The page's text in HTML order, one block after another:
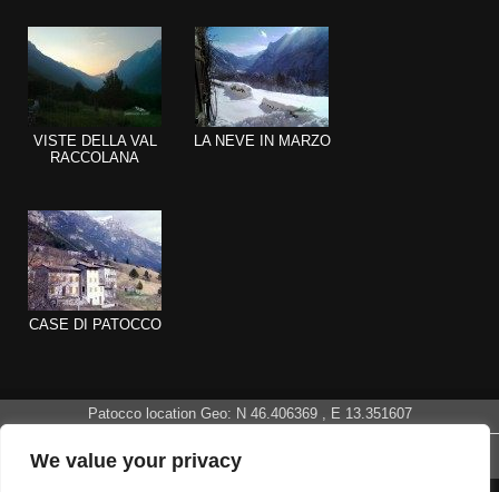
We value your privacy
VISTE DELLA VAL
RACCOLANA
LA NEVE IN MARZO
CASE DI PATOCCO
Patocco location Geo: N 46.406369, E 13.351607
Italy